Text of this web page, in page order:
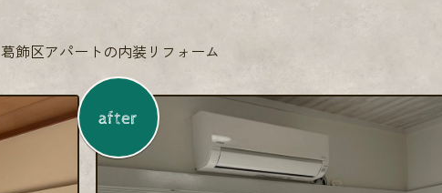
葛飾区アパートの内装リフォーム
after